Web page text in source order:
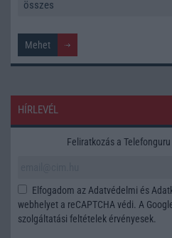
HÍRLEVÉL
Feliratkozás a
Elfogadom azAdatvédelmi és
webhelyet a reCAPTCHA védi. A
szolgáltatási feltételek érvényesek.